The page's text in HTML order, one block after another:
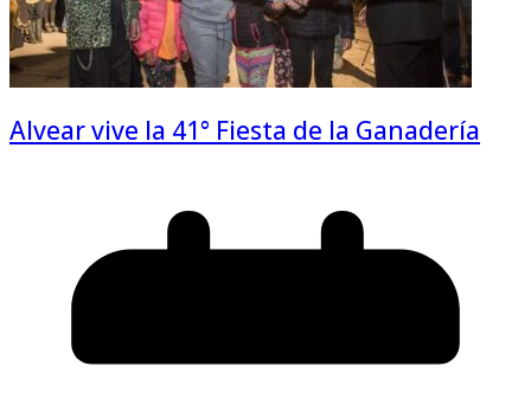
Alvear vive la 41° Fiesta de la Ganadería